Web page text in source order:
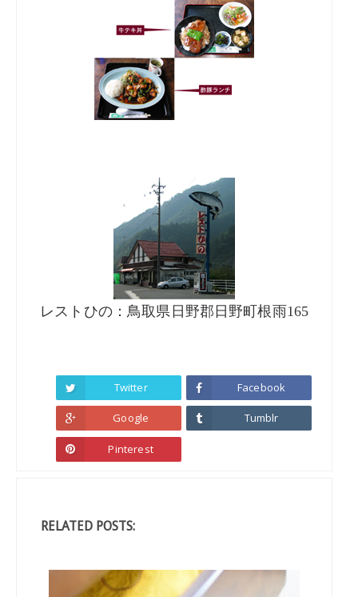
レストひの：鳥取県日野郡日野町根雨165
Twitter Facebook
Google Tumblr
Pinterest
RELATED POSTS: